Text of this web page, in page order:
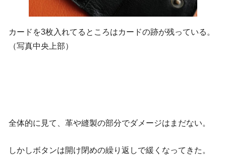
カードを3枚入れてるところはカードの跡が残っている。
（写真中央上部）
全体的に見て、革や縫製の部分でダメージはまだない。
しかしボタンは開け閉めの繰り返しで緩くなってきた。